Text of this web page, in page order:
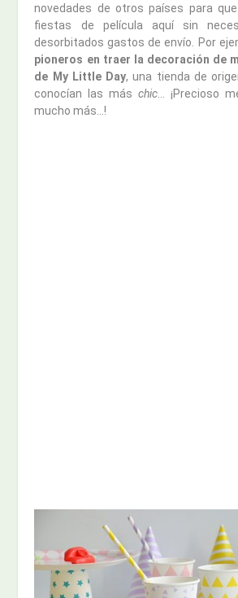
novedades de otros países para
fiestas de película aquí sin
desorbitados gastos de envío. Por
pioneros en traer la decoración de
de My Little Day, una tienda de
conocían las máschic… ¡Precioso
mucho más…!